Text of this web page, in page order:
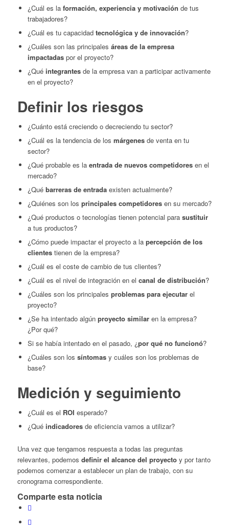
¿Cuál es la formación, experiencia y motivación de tus
trabajadores?
¿Cuál es tu capacidad tecnológica y de innovación?
¿Cuáles son las principales áreas de la empresa
impactadaspor el proyecto?
¿Qué integrantesde la empresa van a participar activamente
en el proyecto?
Definir los riesgos
¿Cuánto está creciendo o decreciendo tu sector?
¿Cuál es la tendencia de los márgenesde venta en tu
sector?
¿Qué probable es la entrada de nuevos competidoresen el
mercado?
¿Qué barreras de entradaexisten actualmente?
¿Quiénes son los principales competidoresen su mercado?
¿Qué productos o tecnologías tienen potencial para sustituir
a tus productos?
¿Cómo puede impactar el proyecto a la percepción de los
clientestienen de la empresa?
¿Cuál es el coste de cambio de tus clientes?
¿Cuál es el nivel de integración en el canal de distribución?
¿Cuáles son los principales problemas para ejecutarel
proyecto?
¿Se ha intentado algún proyecto similaren la empresa?
¿Por qué?
Si se había intentado en el pasado, ¿por qué no funcionó?
¿Cuáles son los síntomasy cuáles son los problemas de
base?
Medición y seguimiento
¿Cuál es el ROI esperado?
¿Qué indicadoresde eficiencia vamos a utilizar?
Una vez que tengamos respuesta a todas las preguntas
relevantes, podemos definir el alcance del proyecto y por tanto
podemos comenzar a establecer un plan de trabajo, con su
cronograma correspondiente.
Comparte esta noticia